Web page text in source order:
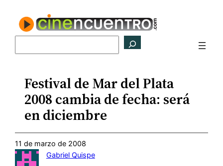
contenido
Festival de Mar del Plata
2008 cambia de fecha: será
en diciembre
11 de marzo de 2008
Gabriel Quispe